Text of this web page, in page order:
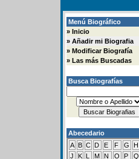
Menú Biográfico
» Inicio
» Añadir mi Biografia
» Modificar Biografía
» Las más Buscadas
Busca Biografías
Abecedario
A B C D E F G H
J
K L M N O P Q